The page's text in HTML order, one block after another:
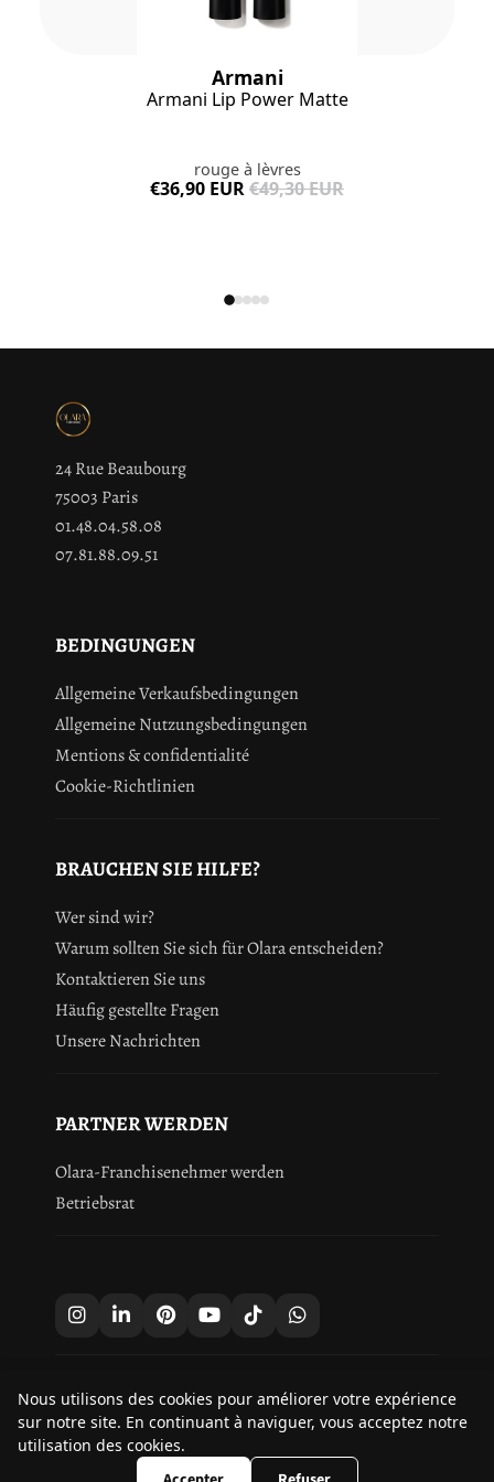
Armani
Armani Lip Power Matte
rouge à lèvres
€36,90 EUR€49,30 EUR
24 Rue Beaubourg
75003 Paris
01.48.04.58.08
07.81.88.09.51
BEDINGUNGEN
Allgemeine Verkaufsbedingungen
Allgemeine Nutzungsbedingungen
Mentions & confidentialité
Cookie-Richtlinien
BRAUCHEN SIE HILFE?
Wer sind wir?
Warum sollten Sie sich für Olara entscheiden?
Kontaktieren Sie uns
Häufig gestellte Fragen
Unsere Nachrichten
PARTNER WERDEN
Olara-Franchisenehmer werden
Betriebsrat
Droits d'auteur © 2026 Olara.
Nous utilisons des cookies pour améliorer votre expérience
sur notre site. En continuant à naviguer, vous acceptez notre
utilisation des cookies.
9.8 /10
251 avis